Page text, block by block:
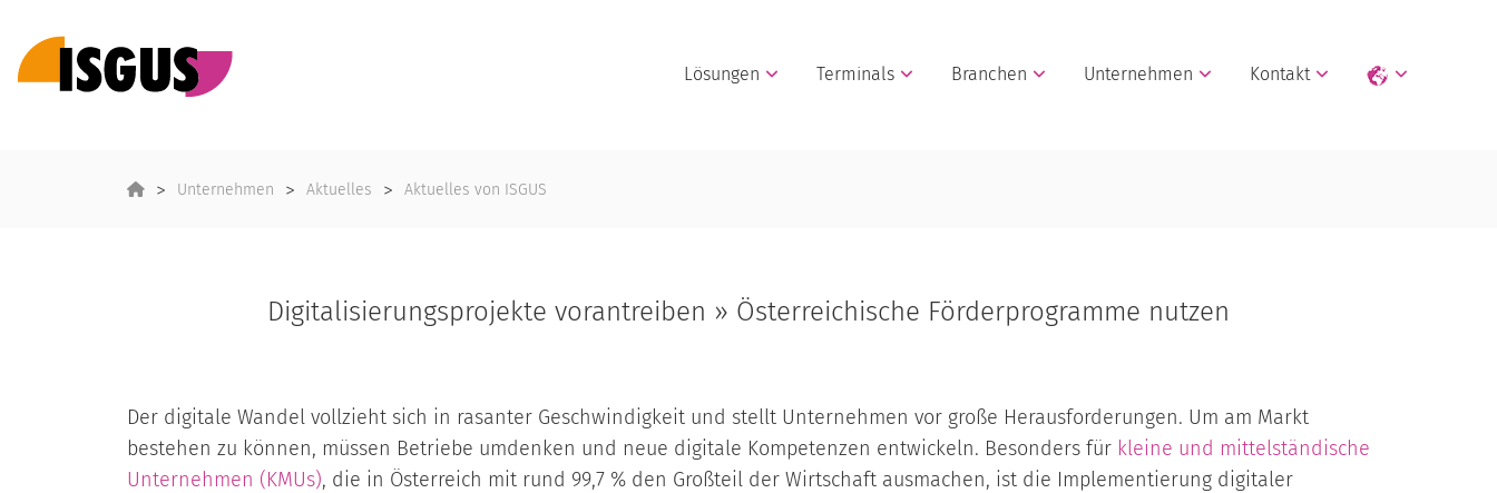
Lösungen Terminals Branchen Unternehmen Kontakt
Unternehmen Aktuelles Aktuelles von ISGUS
Digitalisierungsprojekte vorantreiben » Österreichische Förderprogramme nutzen
Der digitale Wandel vollzieht sich in rasanter Geschwindigkeit und stellt Unternehmen vor große Herausforderungen. Um am Markt
bestehen zu können, müssen Betriebe umdenken und neue digitale Kompetenzen entwickeln. Besonders für kleine und mittelständische
Unternehmen (KMUs), die in Österreich mit rund 99,7 % den Großteil der Wirtschaft ausmachen, ist die Implementierung digitaler